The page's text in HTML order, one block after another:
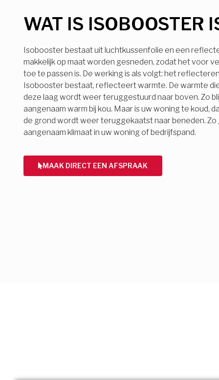
WAT IS ISOBOOSTER
Isobooster bestaat uit luchtkussenfolie en een
makkelijk op maat worden gesneden, zodat het voor
toe te passen is. De werking is als volgt: het
Isobooster bestaat, reflecteert warmte. De warmte
deze laag wordt weer teruggestuurd naar boven. Zo
aangenaam warm bij kou. Maar is uw woning te koud,
de grond wordt weer teruggekaatst naar beneden. Zo
aangenaam klimaat in uw woning of bedrijfspand.
MAAK DIRECT EEN AFSPRAAK